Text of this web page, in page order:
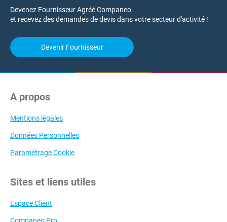
Devenez Fournisseur Agréé Companeo
et recevez des demandes de devis dans votre secteur d'activité !
Devenir Fournisseur
A propos
Mentions légales
Données Personnelles
Paramétrage Cookie
Sites et liens utiles
Espace Client